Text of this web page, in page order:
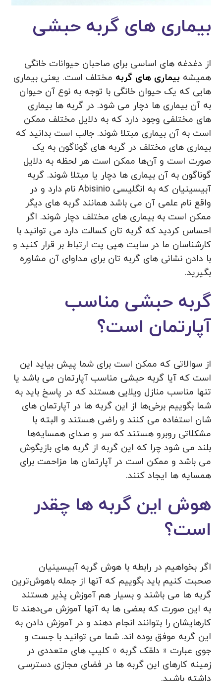
بیماری های گربه حبشی
از دغدغه های اساسی برای صاحبان حیوانات خانگی
همیشه بیماری های گربه مختلف است. یعنی بیماری
هایی که یک حیوان خانگی با توجه به نوع آن حیوان
به آن بیماری ها دچار می شود. در گربه ها بیماری
های مختلفی وجود دارد که به دلایل مختلف ممکن
است به آن بیماری مبتلا شوند. جالب است بدانید که
بیماری های مختلف در گربه های گوناگون به یک
صورت است و آن‌ها ممکن است هر لحظه به دلایل
گوناگون به آن بیماری ها دچار یا مبتلا شوند. گربه
آبیسینیان که به انگلیسی Abisinio نام دارد و در
واقع نام علمی آن می باشد همانند گربه های دیگر
ممکن است به بیماری های مختلف دچار شوند. اگر
احساس کردید که گربه تان کسالت دارد می توانید با
کارشناسان ما در سایت هپی پت ارتباط بر قرار کنید و
با دادن نشانی های گربه تان برای مداوای آن مشاوره
بگیرید.
گربه حبشی مناسب
آپارتمان است؟
از سوالاتی که ممکن است برای شما پیش بیاید این
است که آیا گربه حبشی مناسب آپارتمان می باشد یا
تنها مناسب منازل ویلایی هستند که در پاسخ باید به
شما بگوییم برخی‌ها از این گربه ها در آپارتمان های
شان استفاده می کنند و راضی هستند و البته با
مشکلاتی روبرو هستند که سر و صدای همسایه‌ها
بلند می شود چرا که این گربه از گربه های بازیگوش
می باشد و ممکن است در آپارتمان ها مزاحمت برای
همسایه ها ایجاد کنند.
هوش این گربه ها چقدر
است؟
اگر بخواهیم در رابطه با هوش گربه آبیسینیان
صحبت کنیم باید بگوییم که آنها از جمله باهوش‌ترین
گربه ها می باشند و بسیار هم آموزش پذیر هستند
به این صورت که بعضی ها به آنها آموزش می‌دهند تا
کارهایشان را بتوانند انجام دهند و در آموزش دادن به
این گربه موفق بوده اند. شما می توانید با جست و
جوی عبارت « دلقک گربه » کلیپ های متعددی در
زمینه کارهای این گربه ها در فضای مجازی دسترسی